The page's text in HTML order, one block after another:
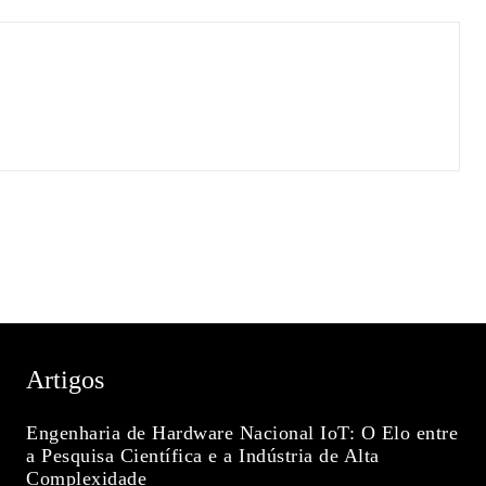
Artigos
Engenharia de Hardware Nacional IoT: O Elo entre
a Pesquisa Científica e a Indústria de Alta
Complexidade